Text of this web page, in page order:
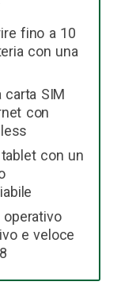
fino a 10
con una
carta SIM
con
con un
e veloce